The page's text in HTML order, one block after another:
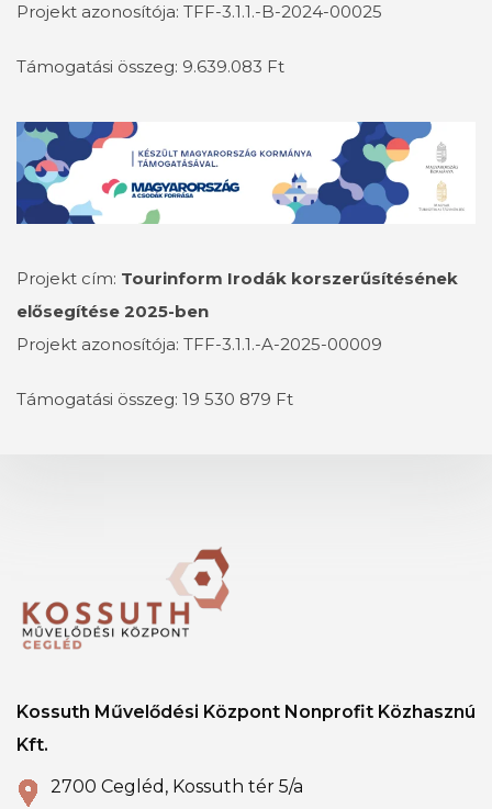
Projekt azonosítója: TFF-3.1.1.-B-2024-00025
Támogatási összeg: 9.639.083 Ft
Projekt cím: Tourinform Irodák korszerűsítésének
elősegítése 2025-ben
Projekt azonosítója: TFF-3.1.1.-A-2025-00009
Támogatási összeg: 19 530 879 Ft
Kossuth Művelődési Központ Nonprofit Közhasznú
Kft.
2700 Cegléd, Kossuth tér 5/a